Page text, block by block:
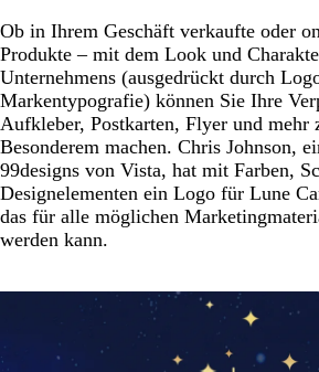
Ob in Ihrem Geschäft verkaufte oder
Produkte – mit dem Look und
Unternehmens (ausgedrückt durch
Markentypografie) können Sie Ihre
Aufkleber, Postkarten, Flyer und mehr
Besonderem machen. Chris Johnson,
99designs von Vista, hat mit Farben,
Designelementen ein Logo für Lune
das für alle möglichen
werden kann.